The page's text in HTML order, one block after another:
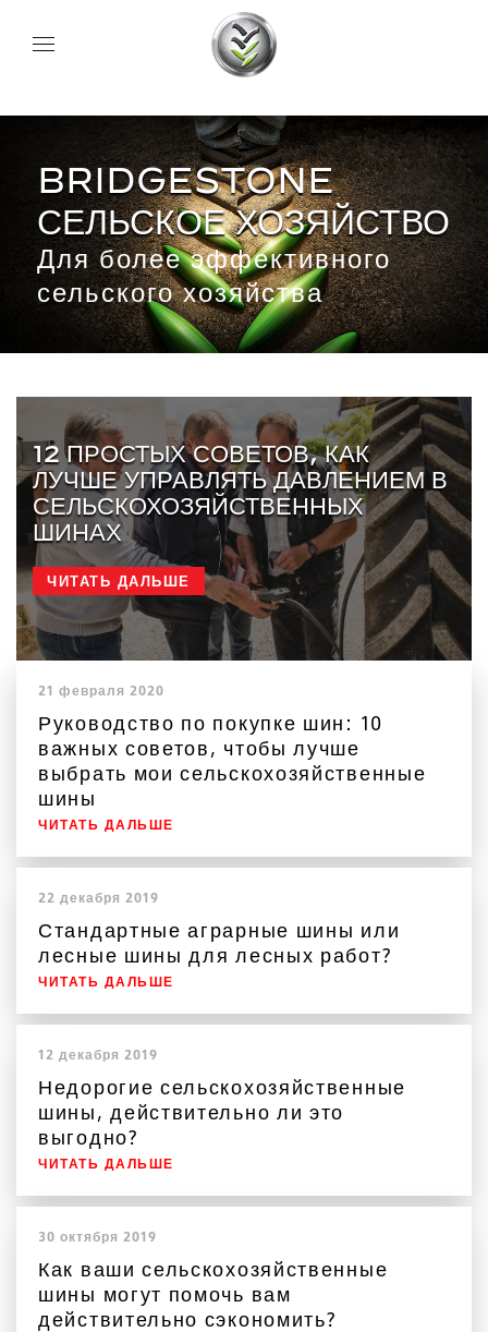
BRIDGESTONE
СЕЛЬСКОЕ ХОЗЯЙСТВО
Для более эффективного
сельского хозяйства
12 ПРОСТЫХ СОВЕТОВ, КАК
ЛУЧШЕ УПРАВЛЯТЬ ДАВЛЕНИЕМ В
СЕЛЬСКОХОЗЯЙСТВЕННЫХ
ШИНАХ
ЧИТАТЬ ДАЛЬШЕ
21 февраля 2020
Руководство по покупке шин: 10
важных советов, чтобы лучше
выбрать мои сельскохозяйственные
шины
ЧИТАТЬ ДАЛЬШЕ
22 декабря 2019
Стандартные аграрные шины или
лесные шины для лесных работ?
ЧИТАТЬ ДАЛЬШЕ
12 декабря 2019
Недорогие сельскохозяйственные
шины, действительно ли это
выгодно?
ЧИТАТЬ ДАЛЬШЕ
30 октября 2019
Как ваши сельскохозяйственные
шины могут помочь вам
действительно сэкономить?